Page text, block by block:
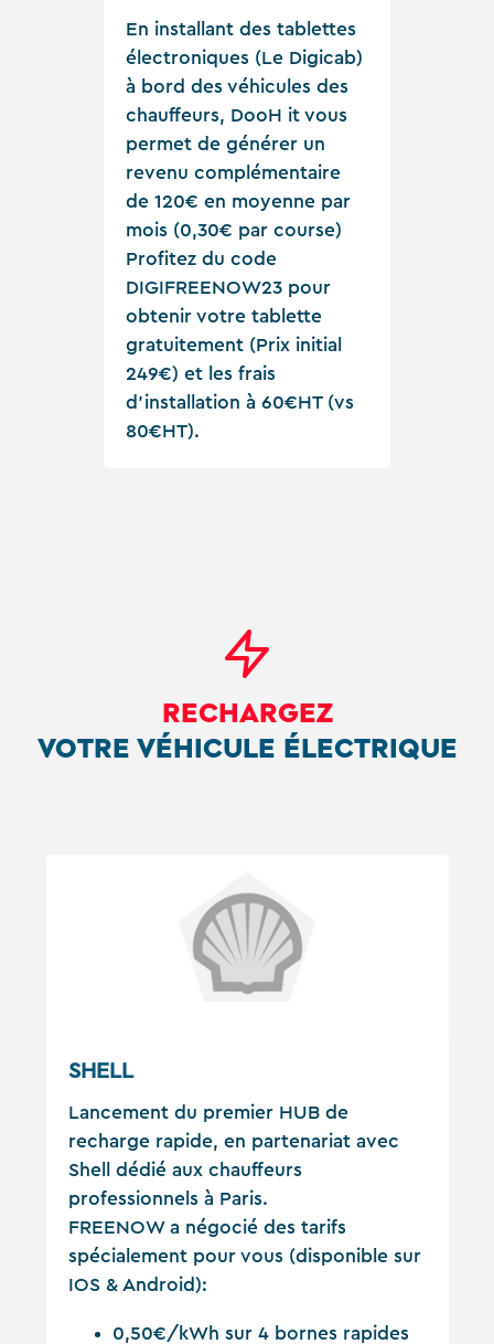
En installant des tablettes
électroniques (Le Digicab)
à bord des véhicules des
chauffeurs, DooH it vous
permet de générer un
revenu complémentaire
de 120€ en moyenne par
mois (0,30€ par course)
Profitez du code
DIGIFREENOW23 pour
obtenir votre tablette
gratuitement (Prix initial
249€) et les frais
d'installation à 60€HT (vs
80€HT).
RECHARGEZ
VOTRE VÉHICULE ÉLECTRIQUE
SHELL
Lancement du premier HUB de
recharge rapide, en partenariat avec
Shell dédié aux chauffeurs
professionnels à Paris.
FREENOW a négocié des tarifs
spécialement pour vous (disponible sur
IOS & Android):
0,50€/kWh sur 4 bornes rapides